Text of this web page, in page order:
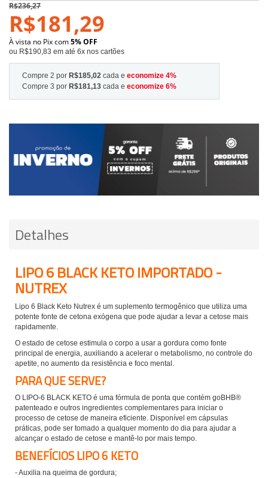
R$236,27
R$181,29
À vista no Pix com5% OFF
ou R$190,83 em até 6x nos cartões
Compre 2 por R$185,02 cada e economize 4%
Compre 3 por R$181,13 cada e economize 6%
Detalhes
LIPO 6 BLACK KETO IMPORTADO -
NUTREX
Lipo 6 Black Keto Nutrex é um suplemento termogênico que utiliza uma
potente fonte de cetona exógena que pode ajudar a levar a cetose mais
rapidamente.
O estado de cetose estimula o corpo a usar a gordura como fonte
principal de energia, auxiliando a acelerar o metabolismo, no controle do
apetite, no aumento da resistência e foco mental.
PARA QUE SERVE?
O LIPO-6 BLACK KETO é uma fórmula de ponta que contém goBHB®
patenteado e outros ingredientes complementares para iniciar o
processo de cetose de maneira eficiente. Disponível em cápsulas
práticas, pode ser tomado a qualquer momento do dia para ajudar a
alcançar o estado de cetose e mantê-lo por mais tempo.
BENEFÍCIOS LIPO 6 KETO
- Auxilia na queima de gordura;